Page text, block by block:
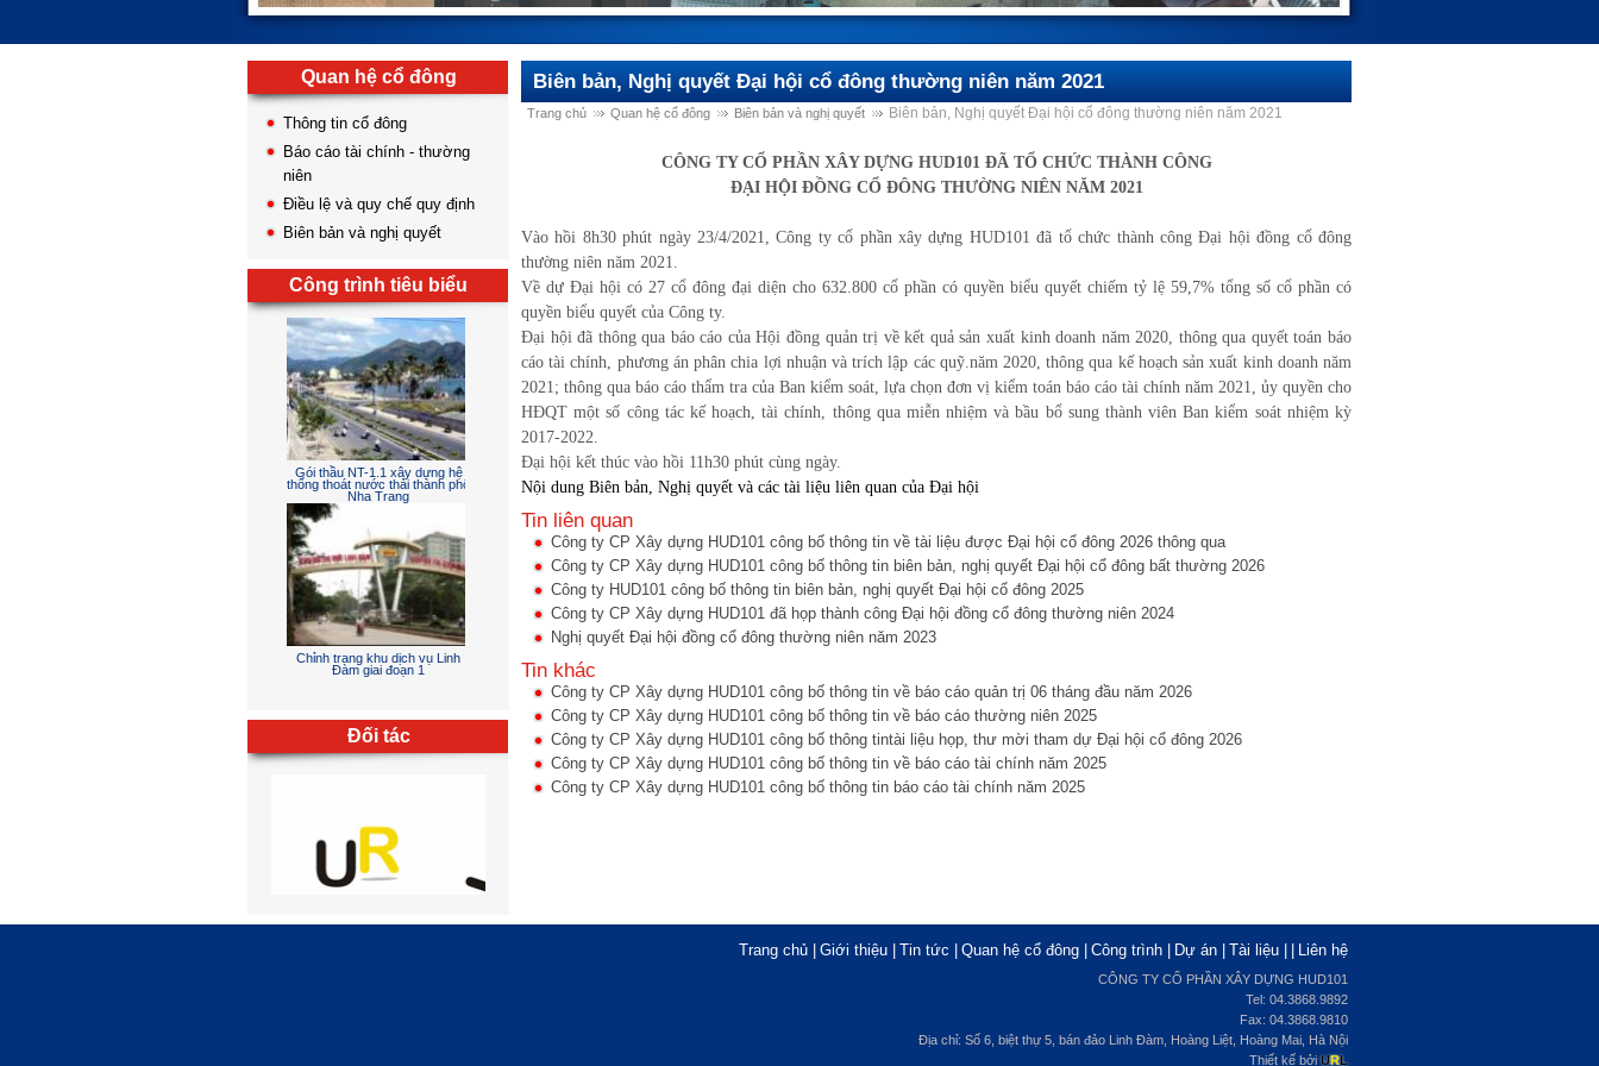
Quan hệ cổ đông
Thông tin cổ đông
Báo cáo tài chính - thường
niên
Điều lệ và quy chế quy định
Biên bản và nghị quyết
Công trình tiêu biểu
Gói thầu NT-1.1 xây dựng hệ
thống thoát nước thải thành phố
Nha Trang
Chỉnh trang khu dịch vụ Linh
Đàm giai đoạn 1
Sân đường - cấp thoát nước -
điện chiếu sáng - hồ cảnh và
phòng cháy chữa cháy
Đối tác
Biên bản, Nghị quyết Đại hội cổ đông thường niên năm 2021
Trang chủ Quan hệ cổ đông Biên bản và nghị quyết Biên bản, Nghị quyết Đại hội cổ đông thường niên năm 2021
CÔNG TY CỔ PHẦN XÂY DỰNG HUD101 ĐÃ TỔ CHỨC THÀNH CÔNG
ĐẠI HỘI ĐỒNG CỔ ĐÔNG THƯỜNG NIÊN NĂM 2021
Vào hồi 8h30 phút ngày 23/4/2021, Công ty cổ phần xây dựng HUD101 đã tổ chức thành công Đại hội đồng cổ đông
thường niên năm 2021.
Về dự Đại hội có 27 cổ đông đại diện cho 632.800 cổ phần có quyền biểu quyết chiếm tỷ lệ 59,7% tổng số cổ phần có
quyền biểu quyết của Công ty.
Đại hội đã thông qua báo cáo của Hội đồng quản trị về kết quả sản xuất kinh doanh năm 2020, thông qua quyết toán báo
cáo tài chính, phương án phân chia lợi nhuận và trích lập các quỹ.năm 2020, thông qua kế hoạch sản xuất kinh doanh năm
2021; thông qua báo cáo thẩm tra của Ban kiểm soát, lựa chọn đơn vị kiểm toán báo cáo tài chính năm 2021, ủy quyền cho
HĐQT một số công tác kế hoạch, tài chính, thông qua miễn nhiệm và bầu bổ sung thành viên Ban kiểm soát nhiệm kỳ
2017-2022.
Đại hội kết thúc vào hồi 11h30 phút cùng ngày.
Nội dung Biên bản, Nghị quyết và các tài liệu liên quan của Đại hội
Tin liên quan
Công ty CP Xây dựng HUD101 công bố thông tin về tài liệu được Đại hội cổ đông 2026 thông qua
Công ty CP Xây dựng HUD101 công bố thông tin biên bản, nghị quyết Đại hội cổ đông bất thường 2026
Công ty HUD101 công bố thông tin biên bản, nghị quyết Đại hội cổ đông 2025
Công ty CP Xây dựng HUD101 đã họp thành công Đại hội đồng cổ đông thường niên 2024
Nghị quyết Đại hội đồng cổ đông thường niên năm 2023
Tin khác
Công ty CP Xây dựng HUD101 công bố thông tin về báo cáo quản trị 06 tháng đầu năm 2026
Công ty CP Xây dựng HUD101 công bố thông tin về báo cáo thường niên 2025
Công ty CP Xây dựng HUD101 công bố thông tintài liệu họp, thư mời tham dự Đại hội cổ đông 2026
Công ty CP Xây dựng HUD101 công bố thông tin về báo cáo tài chính năm 2025
Công ty CP Xây dựng HUD101 công bố thông tin báo cáo tài chính năm 2025
Trang chủ Giới thiệu Tin tức Quan hệ cổ đông Công trình Dự án Tài liệu Liên hệ
CÔNG TY CỔ PHẦN XÂY DỰNG HUD101
Tel: 04.3868.9892
Fax: 04.3868.9810
Địa chỉ: Số 6, biệt thự 5, bán đảo Linh Đàm, Hoàng Liệt, Hoàng Mai, Hà Nội
Thiết kế bởiURL